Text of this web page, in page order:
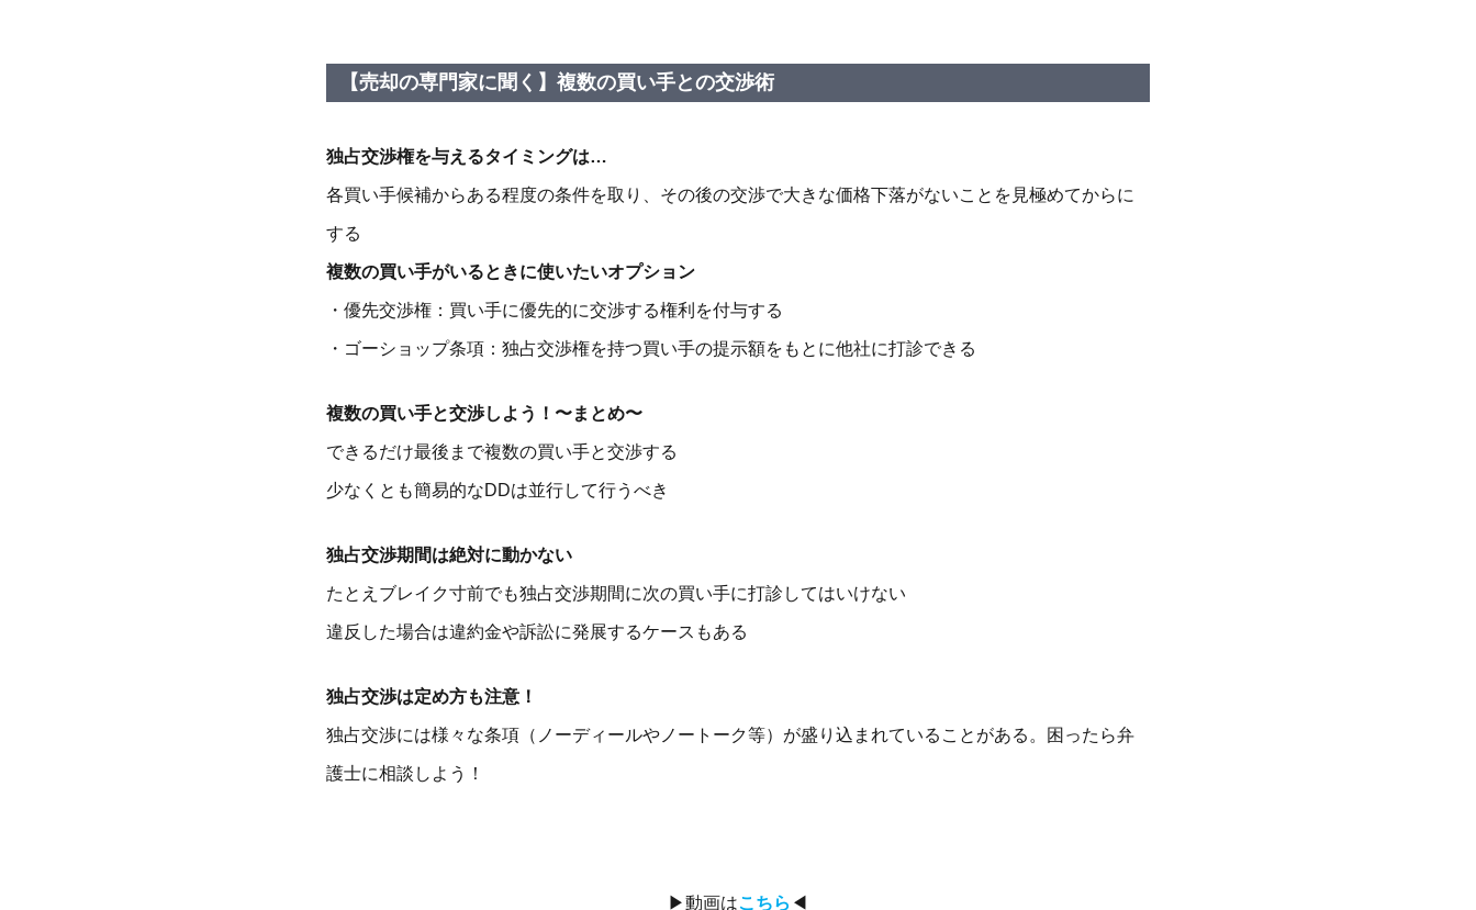
【売却の専門家に聞く】複数の買い手との交渉術
独占交渉権を与えるタイミングは…
各買い手候補からある程度の条件を取り、その後の交渉で大きな価格下落がないことを見極めてからに
する
複数の買い手がいるときに使いたいオプション
・優先交渉権：買い手に優先的に交渉する権利を付与する
・ゴーショップ条項：独占交渉権を持つ買い手の提示額をもとに他社に打診できる
複数の買い手と交渉しよう！〜まとめ〜
できるだけ最後まで複数の買い手と交渉する
少なくとも簡易的なDDは並行して行うべき
独占交渉期間は絶対に動かない
たとえブレイク寸前でも独占交渉期間に次の買い手に打診してはいけない
違反した場合は違約金や訴訟に発展するケースもある
独占交渉は定め方も注意！
独占交渉には様々な条項（ノーディールやノートーク等）が盛り込まれていることがある。困ったら弁
護士に相談しよう！
▶動画はこちら ◀